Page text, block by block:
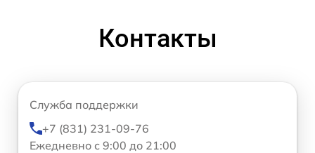
Контакты
Служба поддержки
+7 (831) 231-09-76
Ежедневно с 9:00 до 21:00